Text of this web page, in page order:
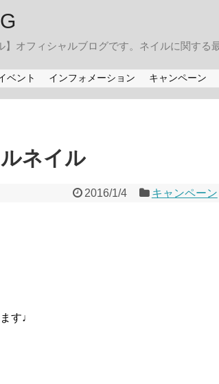
オフィシャルブログです。ネイルに関する
ベント インフォメーション キャンペーン
ネイル
2016/1/4 キャンペーン
す♩